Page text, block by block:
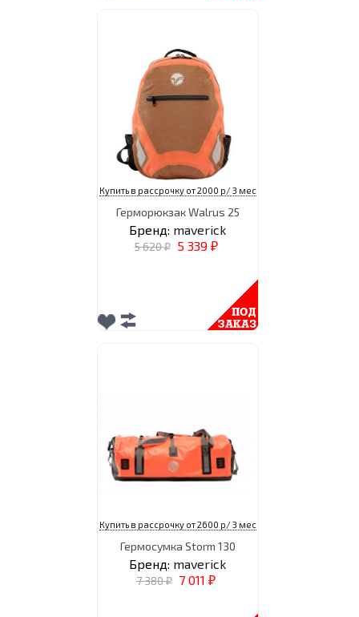
Купить в рассрочку от 2000 р/ 3 мес
Герморюкзак Walrus 25
Бренд: maverick
5 620₽ 5 339 ₽
Купить в рассрочку от 2600 р/ 3 мес
Гермосумка Storm 130
Бренд: maverick
7 380₽ 7 011 ₽